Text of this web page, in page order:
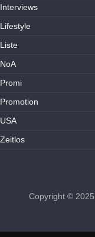
Interviews
Lifestyle
Liste
NoA
Promi
Promotion
USA
Zeitlos
Copyright © 2025